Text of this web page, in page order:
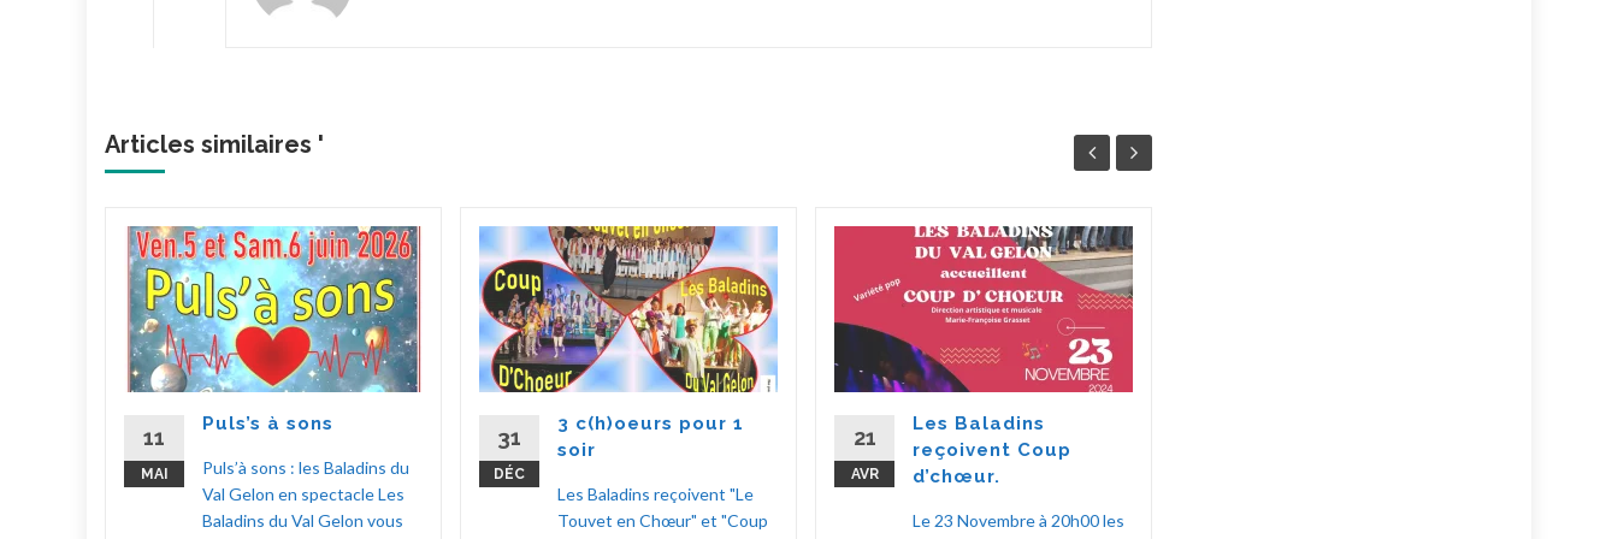
Articles similaires '
11
MAI
Puls’s à sons
Puls’à sons : les Baladins du
Val Gelon en spectacle Les
Baladins du Val Gelon vous
31
DÉC
3 c(h)oeurs pour 1
soir
Les Baladins reçoivent "Le
Touvet en Chœur" et "Coup
21
AVR
Les Baladins
reçoivent Coup
d’chœur.
Le 23 Novembre à 20h00 les